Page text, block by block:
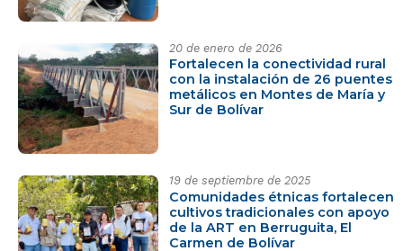
20 de enero de 2026
Fortalecen la conectividad rural
con la instalación de 26 puentes
metálicos en Montes de María y
Sur de Bolívar
19 de septiembre de 2025
Comunidades étnicas fortalecen
cultivos tradicionales con apoyo
de la ART en Berruguita, El
Carmen de Bolívar